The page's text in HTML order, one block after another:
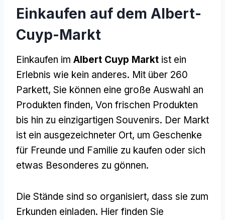
Einkaufen auf dem Albert-
Cuyp-Markt
Einkaufen im Albert Cuyp Markt ist ein
Erlebnis wie kein anderes. Mit über 260
Parkett, Sie können eine große Auswahl an
Produkten finden, Von frischen Produkten
bis hin zu einzigartigen Souvenirs. Der Markt
ist ein ausgezeichneter Ort, um Geschenke
für Freunde und Familie zu kaufen oder sich
etwas Besonderes zu gönnen.
Die Stände sind so organisiert, dass sie zum
Erkunden einladen. Hier finden Sie